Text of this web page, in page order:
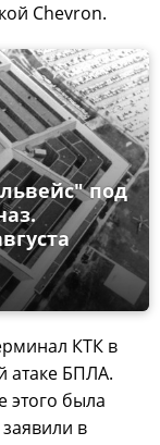
Chevron.
под
КТК в
атаке БПЛА.
этого была
в